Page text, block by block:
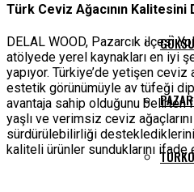
Türk Ceviz Ağacının Kalitesini
DELAL WOOD, Pazarcık ilçesi
atölyede yerel kaynakları en iyi
yapıyor. Türkiye’de yetişen ceviz
estetik görünümüyle av tüfeği
avantaja sahip olduğunu
yaşlı ve verimsiz ceviz
sürdürülebilirliği
kaliteli ürünler sunduklarını ifade